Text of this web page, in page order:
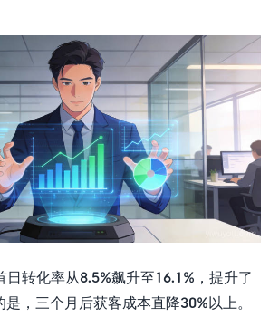
日转化率从8.5%飙升至16.1%，提升了
，三个月后获客成本直降30%以上。